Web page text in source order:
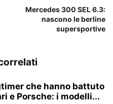
Mercedes 300 SEL 6.3:
nascono le berline
supersportive
che hanno battuto
e Porsche: i modelli...